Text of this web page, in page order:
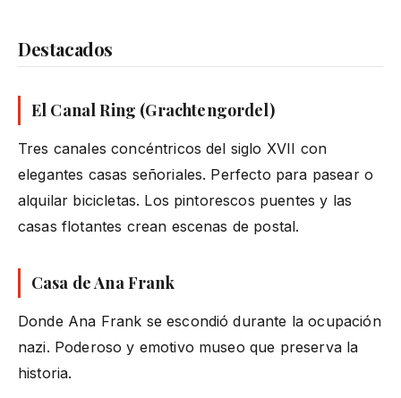
Destacados
El Canal Ring (Grachtengordel)
Tres canales concéntricos del siglo XVII con
elegantes casas señoriales. Perfecto para pasear o
alquilar bicicletas. Los pintorescos puentes y las
casas flotantes crean escenas de postal.
Casa de Ana Frank
Donde Ana Frank se escondió durante la ocupación
nazi. Poderoso y emotivo museo que preserva la
historia.